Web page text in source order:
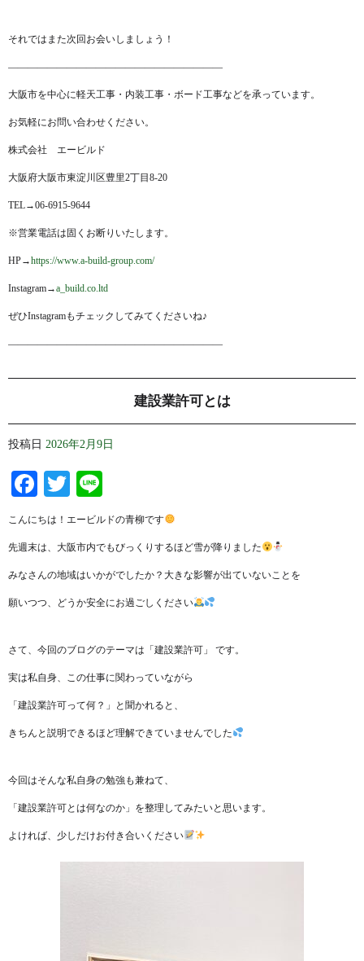
それではまた次回お会いしましょう！
——————————————————————
大阪市を中心に軽天工事・内装工事・ボード工事などを承っています。
お気軽にお問い合わせください。
株式会社 エービルド
大阪府大阪市東淀川区豊里2丁目8-20
TEL→06-6915-9644
※営業電話は固くお断りいたします。
HP→https://www.a-build-group.com/
Instagram→a_build.co.ltd
ぜひInstagramもチェックしてみてくださいね♪
——————————————————————
建設業許可とは
投稿日 2026年2月9日
Facebook
Twitter
こんにちは！エービルドの青柳です
先週末は、大阪市内でもびっくりするほど雪が降りました
みなさんの地域はいかがでしたか？大きな影響が出ていないことを
願いつつ、どうか安全にお過ごしください
さて、今回のブログのテーマは「建設業許可」 です。
実は私自身、この仕事に関わっていながら
「建設業許可って何？」と聞かれると、
きちんと説明できるほど理解できていませんでした
今回はそんな私自身の勉強も兼ねて、
「建設業許可とは何なのか」を整理してみたいと思います。
よければ、少しだけお付き合いください